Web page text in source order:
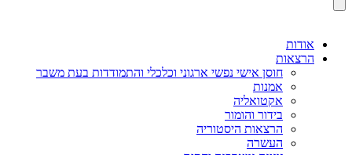
אודות
הרצאות
חוסן אישי נפשי ארגוני וכלכלי והתמודדות בעת משבר
אמנות
אקטואליה
בידור והומור
הרצאות היסטוריה
העשרה